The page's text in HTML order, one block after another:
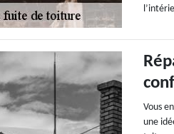
Vous
une